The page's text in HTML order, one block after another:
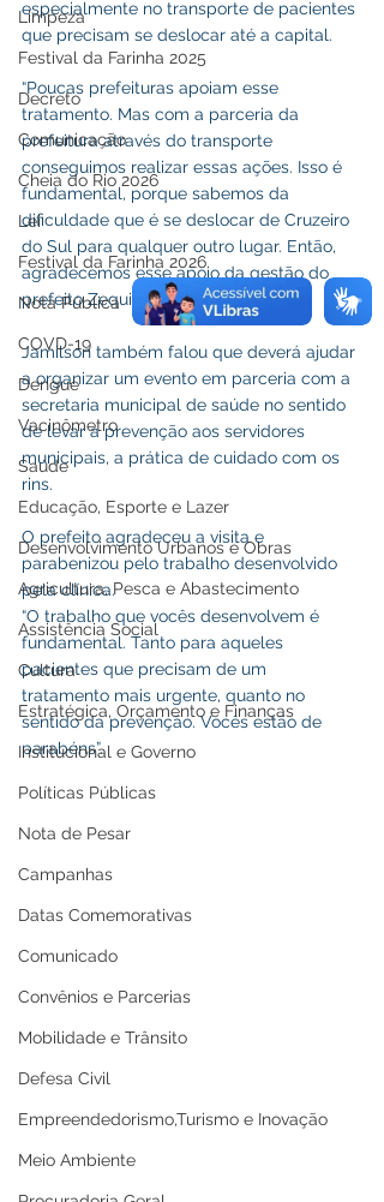
Limpeza
Festival da Farinha 2025
Decreto
Comunicação
Cheia do Rio 2026
Lei
Festival da Farinha 2026
Nota Pública
COVD-19
Dengue
Vacinômetro
Saúde
Educação, Esporte e Lazer
Desenvolvimento Urbanos e Obras
Agricultura, Pesca e Abastecimento
Assistência Social
Cultura
Estratégica, Orçamento e Finanças
Institucional e Governo
Políticas Públicas
Nota de Pesar
Campanhas
Datas Comemorativas
Comunicado
Convênios e Parcerias
Mobilidade e Trânsito
Defesa Civil
Empreendedorismo,Turismo e Inovação
Meio Ambiente
especialmente no transporte de pacientes
que precisam se deslocar até a capital.
“Poucas prefeituras apoiam esse
tratamento. Mas com a parceria da
prefeitura através do transporte
conseguimos realizar essas ações. Isso é
fundamental, porque sabemos da
dificuldade que é se deslocar de Cruzeiro
do Sul para qualquer outro lugar. Então,
agradecemos esse apoio da gestão do
prefeito Zequinha Lima.
Jamilson também falou que deverá ajudar
a organizar um evento em parceria com a
secretaria municipal de saúde no sentido
de levar a prevenção aos servidores
municipais, a prática de cuidado com os
rins.
O prefeito agradeceu a visita e
parabenizou pelo trabalho desenvolvido
pela clínica.
“O trabalho que vocês desenvolvem é
fundamental. Tanto para aqueles
pacientes que precisam de um
tratamento mais urgente, quanto no
sentido da prevenção. Vocês estão de
parabéns”.